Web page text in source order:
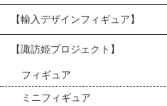
【輸入デザインフィギュア】
【諏訪姫プロジェクト】
フィギュア
ミニフィギュア